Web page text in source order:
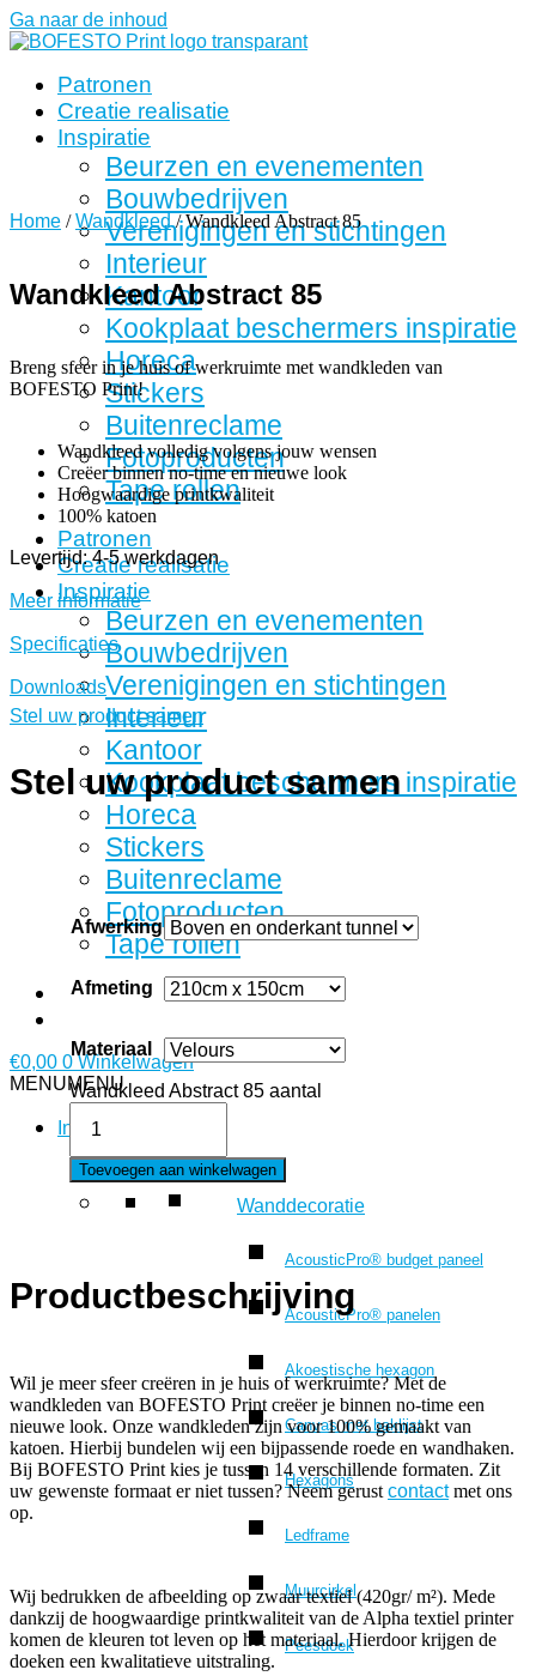
Ga naar de inhoud
Patronen
Creatie realisatie
Inspiratie
Beurzen en evenementen
Bouwbedrijven
Verenigingen en stichtingen
Interieur
Kantoor
Kookplaat beschermers inspiratie
Horeca
Stickers
Buitenreclame
Fotoproducten
Tape rollen
Patronen
Creatie realisatie
Inspiratie
Beurzen en evenementen
Bouwbedrijven
Verenigingen en stichtingen
Interieur
Kantoor
Kookplaat beschermers inspiratie
Horeca
Stickers
Buitenreclame
Fotoproducten
Tape rollen
€0,00 0 Winkelwagen
MENUMENU
Interieur
Wanddecoratie
AcousticPro® budget paneel
AcousticPro® panelen
Akoestische hexagon
Canvas met baklijst
Hexagons
Ledframe
Muurcirkel
Peesdoek
Home /Wandkleed/ Wandkleed Abstract 85
Wandkleed Abstract 85
Breng sfeer in je huis of werkruimte met wandkleden van
BOFESTO Print!
Wandkleed volledig volgens jouw wensen
Creëer binnen no-time en nieuwe look
Hoogwaardige printkwaliteit
100% katoen
Levertijd: 4-5 werkdagen
Meer informatie
Specificaties
Downloads
Stel uw product samen
Stel uw product samen
Afwerking
Afmeting
Materiaal
Wandkleed Abstract 85 aantal
Toevoegen aan winkelwagen
Productbeschrijving
Wil je meer sfeer creëren in je huis of werkruimte? Met de
wandkleden van BOFESTO Print creëer je binnen no-time een
nieuwe look. Onze wandkleden zijn voor 100% gemaakt van
katoen. Hierbij bundelen wij een bijpassende roede en wandhaken.
Bij BOFESTO Print kies je tussen 14 verschillende formaten. Zit
uw gewenste formaat er niet tussen? Neem gerust contactmet ons
op.
Wij bedrukken de afbeelding op zwaar textiel (420gr/ m²). Mede
dankzij de hoogwaardige printkwaliteit van de Alpha textiel printer
komen de kleuren tot leven op het materiaal. Hierdoor krijgen de
doeken een kwalitatieve uitstraling.